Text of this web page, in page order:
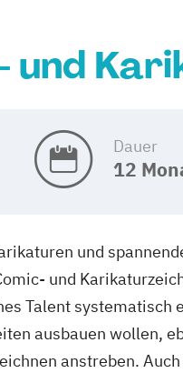
und
Dauer
12
und
und
Talent systematisch
ausbauen wollen,
anstreben.